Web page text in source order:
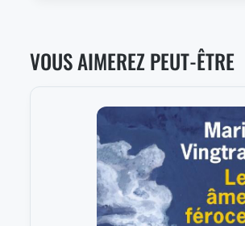
VOUS AIMEREZ PEUT-ÊTRE